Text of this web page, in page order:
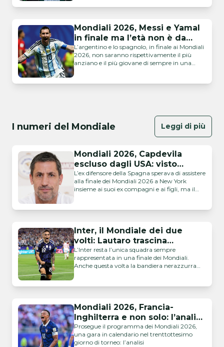
Mondiali 2026, Messi e Yamal
in finale ma l’età non è da
record: i precedenti
L’argentino e lo spagnolo, in finale ai Mondiali
2026, non saranno rispettivamente il più
anziano e il più giovane di sempre in una
I numeri del Mondiale Leggi di più
Mondiali 2026, Capdevila
escluso dagli USA: visto
negato al campione del
mondo 2010
L’ex difensore della Spagna sperava di assistere
alla finale dei Mondiali 2026 a New York
insieme ai suoi ex compagni e ai figli, ma il
Inter, il Mondiale dei due
volti: Lautaro trascina
l’Argentina, Thuram resta ai
margini
L’Inter resta l’unica squadra sempre
rappresentata in una finale dei Mondiali.
Anche questa volta la bandiera nerazzurra
per il proprio capitano nell’ultimo atto contro
la Spagna. Ma il Mondiale degli …
Mondiali 2026, Francia-
Inghilterra e non solo: l’analisi
di giornata
Prosegue il programma dei Mondiali 2026,
una gara in calendario nel trenttottesimo
giorno di torneo: l’analisi